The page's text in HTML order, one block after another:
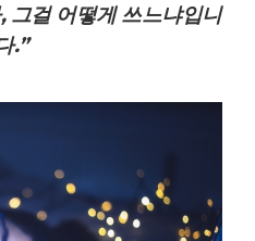
그걸 어떻게 쓰느냐입니
.”